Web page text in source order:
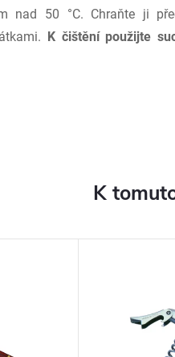
nad 50 °C. Chraňte ji
K čištění použijte
K